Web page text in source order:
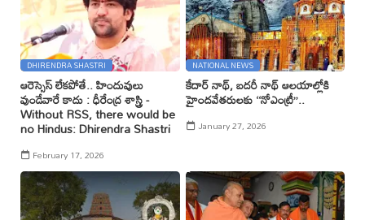
DHIRENDRA SHASTRI
ఆరెస్సెస్ లేకపోతే.. హిందువులు
వుండేవారే కాదు : ధీరేంద్ర శాస్త్రి -
Without RSS, there would be
no Hindus: Dhirendra Shastri
February 17, 2026
NATIONAL NEWS
కేదార్ నాథ్, బదరీ నాథ్ ఆలయాల్లోకి
హైందవేతరులకు ‘‘నోఎంట్రీ’’..
January 27, 2026